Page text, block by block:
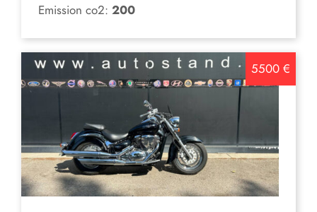
Emission co2: 200
5500 €